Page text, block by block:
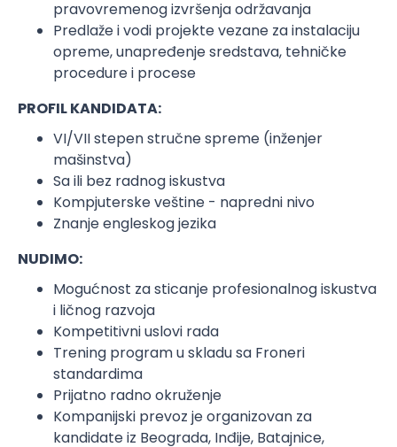
pravovremenog izvršenja održavanja
Predlaže i vodi projekte vezane za instalaciju
opreme, unapređenje sredstava, tehničke
procedure i procese
PROFIL KANDIDATA:
VI/VII stepen stručne spreme (inženjer
mašinstva)
Sa ili bez radnog iskustva
Kompjuterske veštine - napredni nivo
Znanje engleskog jezika
NUDIMO:
Mogućnost za sticanje profesionalnog iskustva
i ličnog razvoja
Kompetitivni uslovi rada
Trening program u skladu sa Froneri
standardima
Prijatno radno okruženje
Kompanijski prevoz je organizovan za
kandidate iz Beograda, Inđije, Batajnice,